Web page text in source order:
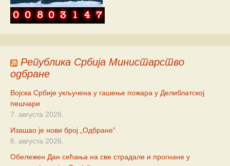
Република Србија Министарство
одбране
Војска Србије укључена у гашење пожара у Делиблатској
пешчари
7. августа 2026.
Изашао је нови број „Одбране”
6. августа 2026.
Обележен Дан сећања на све страдале и прогнане у